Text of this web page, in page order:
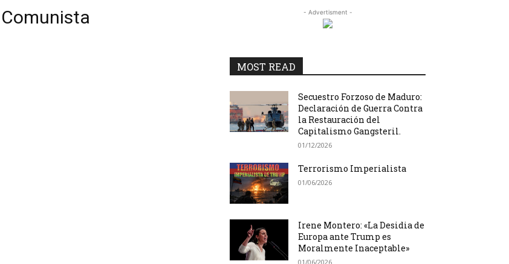
- Advertisment -
MOST READ
Secuestro Forzoso de Maduro:
Declaración de Guerra Contra
la Restauración del
Capitalismo Gangsteril.
01/12/2026
Terrorismo Imperialista
01/06/2026
Irene Montero: «La Desidia de
Europa ante Trump es
Moralmente Inaceptable»
01/06/2026